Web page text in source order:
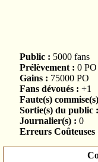
Public : 5000 fans
Prélèvement : 0 PO
Gains : 75000 PO
Fans dévoués : +1
Faute(s)
Sortie(s) du public :
Journalier(s) : 0
Erreurs Coûteuses